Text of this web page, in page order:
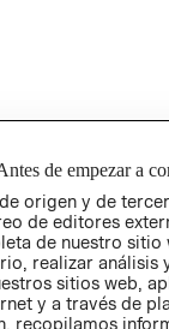
de empezar a
origen y de
de editores
de nuestro sitio
realizar análisis
sitios web,
y a través de
recopilamos